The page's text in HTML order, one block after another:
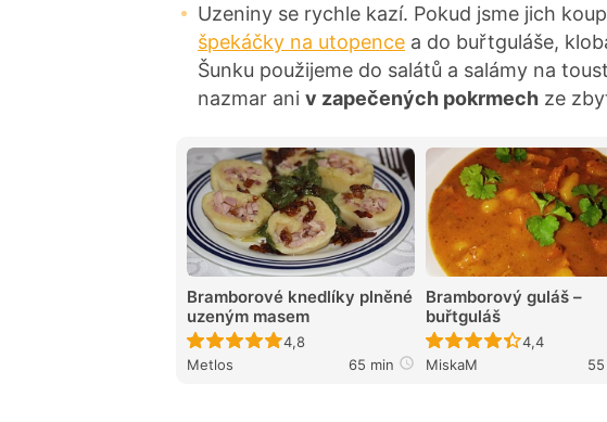
Uzeniny se rychle kazí. Pokud jsme jich
špekáčky na utopence a do buřtguláše,
Šunku použijeme do salátů a salámy na
nazmar ani v zapečených pokrmech ze
Bramborové knedlíky plněné
uzeným masem
Recept ještě nebyl hodnocen
4,8
Metlos
65 min
Bramborový guláš –
buřtguláš
Recept
4,4
MiskaM